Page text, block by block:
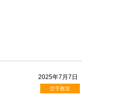
2025年7月7日
空手教室